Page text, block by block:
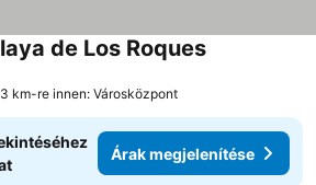
de Los Roques
km-re innen: Városközpont
Árak megjelenítése